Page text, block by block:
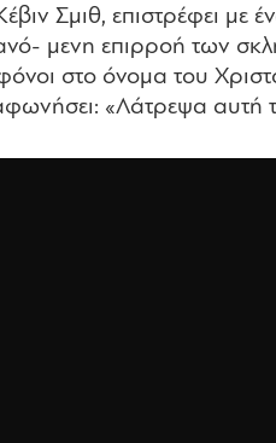
Σμιθ, επιστρέφει
μενη επιρροή των
στο όνομα του
«Λάτρεψα αυτή